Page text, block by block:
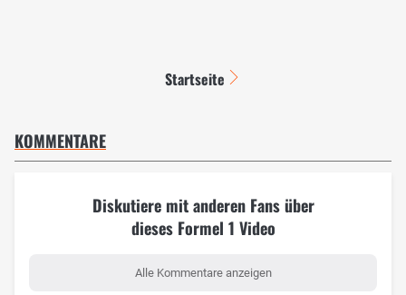
Startseite
KOMMENTARE
Diskutiere mit anderen Fans über
dieses Formel 1 Video
Alle Kommentare anzeigen